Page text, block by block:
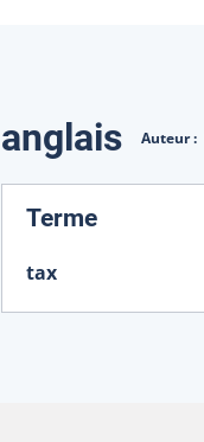
Traductions
anglais Auteur :
Terme:
tax